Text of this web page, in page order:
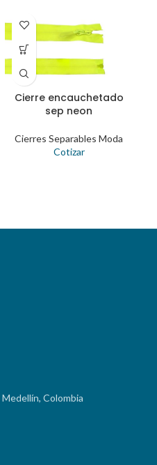
Cierre encauchetado
sep neon
Cierres Separables Moda
Cotizar
Medellín, Colombia